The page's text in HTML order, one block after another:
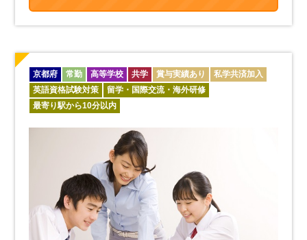
京都府 常勤 高等学校 共学 賞与実績あり
私学共済加入
英語資格試験対策
留学・国際交流・海外研修
最寄り駅から10分以内